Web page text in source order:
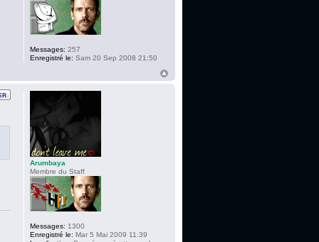
Messages: 257
Enregistré le: Sam 20 Sep 2008 21:50
Arumbaya
Membre du Staff
Messages: 1300
Enregistré le: Mar 5 Mai 2009 11:39